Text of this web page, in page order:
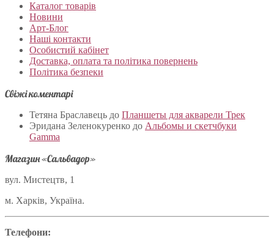
Каталог товарів
Новини
Арт-Блог
Наші контакти
Особистий кабінет
Доставка, оплата та політика повернень
Політика безпеки
Свіжі коментарі
Тетяна Браславець до Планшеты для акварели Трек
Эридана Зеленокуренко до Альбомы и скетчбуки
Gamma
Магазин «Сальвадор»
вул. Мистецтв, 1
м. Харків, Україна.
Телефони: